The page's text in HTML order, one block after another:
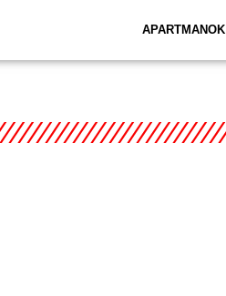
APARTMANOK